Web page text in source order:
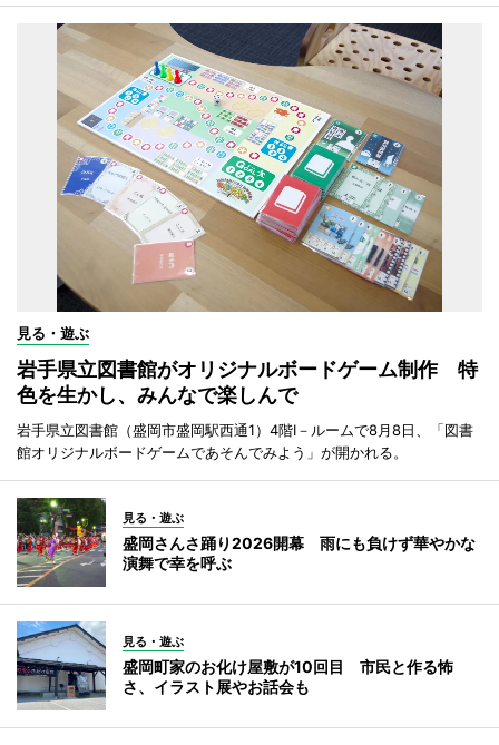
見る・遊ぶ
岩手県立図書館がオリジナルボードゲーム制作 特
色を生かし、みんなで楽しんで
岩手県立図書館（盛岡市盛岡駅西通1）4階I－ルームで8月8日、「図書
館オリジナルボードゲームであそんでみよう」が開かれる。
見る・遊ぶ
盛岡さんさ踊り2026開幕 雨にも負けず華やかな
演舞で幸を呼ぶ
見る・遊ぶ
盛岡町家のお化け屋敷が10回目 市民と作る怖
さ、イラスト展やお話会も